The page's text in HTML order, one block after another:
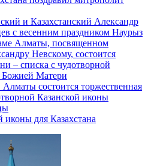
и Казахстанский Александр
с весенним праздником Наурыз
Алматы, посвященном
Невскому, состоится
– списка с чудотворной
Матери
Алматы состоится торжественная
Казанской иконы
для Казахстана